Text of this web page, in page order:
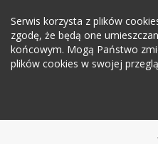
Serwis korzysta z plików
zgodę, że będą one
końcowym. Mogą Państwo
plików cookies w swojej